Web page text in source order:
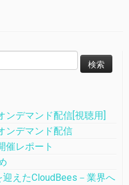
ンデマンド配信[視聴用]
ンデマンド配信
催レポート
えたCloudBees－業界へ